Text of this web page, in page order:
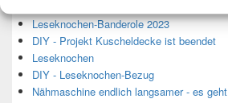
Leseknochen-Banderole 2023
DIY - Projekt Kuscheldecke ist beendet
Leseknochen
DIY - Leseknochen-Bezug
Nähmaschine endlich langsamer - es geht